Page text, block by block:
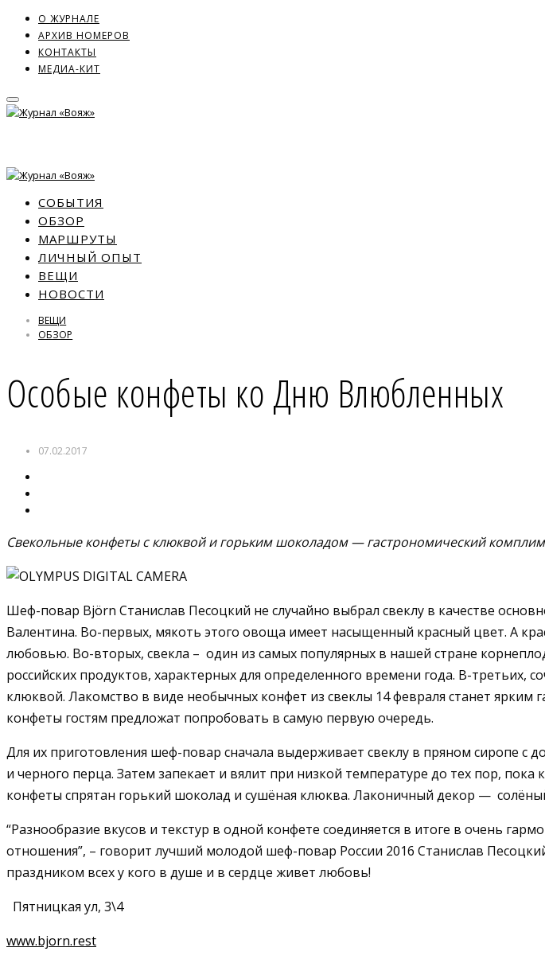
О ЖУРНАЛЕ
АРХИВ НОМЕРОВ
КОНТАКТЫ
МЕДИА-КИТ
СОБЫТИЯ
ОБЗОР
МАРШРУТЫ
ЛИЧНЫЙ ОПЫТ
ВЕЩИ
НОВОСТИ
ВЕЩИ
ОБЗОР
Особые конфеты ко Дню Влюбленных
07.02.2017
Свекольные конфеты с клюквой и горьким шоколадом — гастрономический
Шеф-повар Björn Станислав Песоцкий не случайно выбрал свеклу в качестве
Валентина. Во-первых, мякоть этого овоща имеет насыщенный красный цвет. А
любовью. Во-вторых, свекла – один из самых популярных в нашей стране
российских продуктов, характерных для определенного времени года. В-третьих,
клюквой. Лакомство в виде необычных конфет из свеклы 14 февраля станет ярким
конфеты гостям предложат попробовать в самую первую очередь.
Для их приготовления шеф-повар сначала выдерживает свеклу в пряном сиропе с
и черного перца. Затем запекает и вялит при низкой температуре до тех пор,
конфеты спрятан горький шоколад и сушёная клюква. Лаконичный декор —
“Разнообразие вкусов и текстур в одной конфете соединяется в итоге в очень
отношения”, – говорит лучший молодой шеф-повар России 2016 Станислав
праздником всех у кого в душе и в сердце живет любовь!
Пятницкая ул, 3\4
www.bjorn.rest